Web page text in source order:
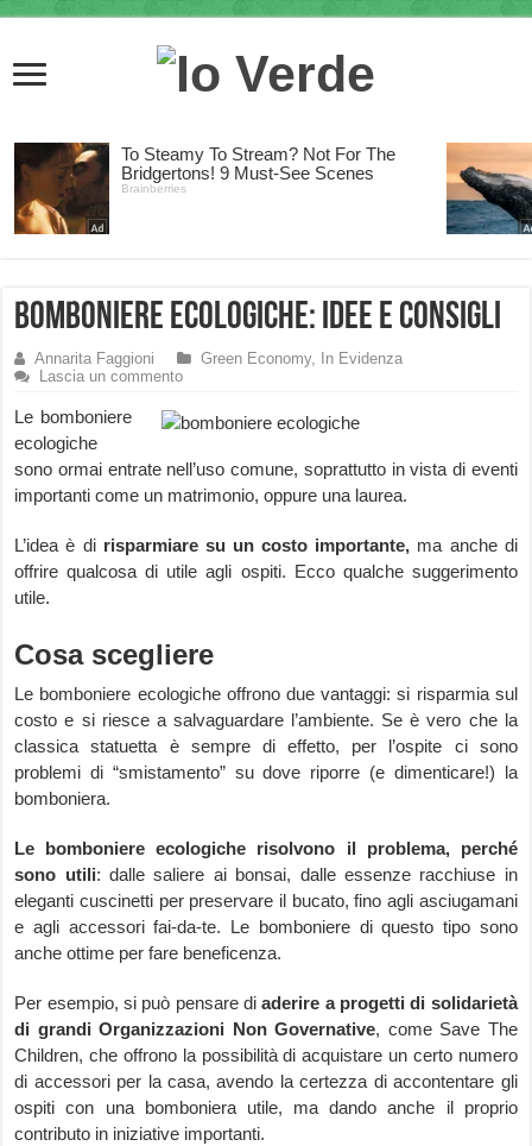
Bomboniere Ecologiche: idee e consigli
Annarita Faggioni Green Economy,
In Evidenza
Lascia un commento
Le bomboniere
ecologiche
sono ormai entrate nell’uso comune, soprattutto in vista di eventi
importanti come un matrimonio, oppure una laurea.
L’idea è di risparmiare su un costo importante, ma anche di
offrire qualcosa di utile agli ospiti. Ecco qualche suggerimento
utile.
Cosa scegliere
Le bomboniere ecologiche offrono due vantaggi: si risparmia sul
costo e si riesce a salvaguardare l’ambiente. Se è vero che la
classica statuetta è sempre di effetto, per l’ospite ci sono
problemi di “smistamento” su dove riporre (e dimenticare!) la
bomboniera.
Le bomboniere ecologiche risolvono il problema, perché
sono utili: dalle saliere ai bonsai, dalle essenze racchiuse in
eleganti cuscinetti per preservare il bucato, fino agli asciugamani
e agli accessori fai-da-te. Le bomboniere di questo tipo sono
anche ottime per fare beneficenza.
Per esempio, si può pensare diaderire a progetti di solidarietà
di grandi Organizzazioni Non Governative, come Save The
Children, che offrono la possibilità di acquistare un certo numero
di accessori per la casa, avendo la certezza di accontentare gli
ospiti con una bomboniera utile, ma dando anche il proprio
contributo in iniziative importanti.